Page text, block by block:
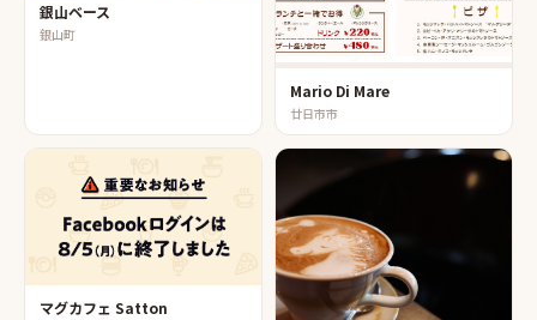
銀山ベース
銀山町
Mario Di Mare
廿日市市
マグカフェ Satton